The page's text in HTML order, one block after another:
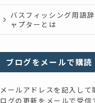
バスフィッシング用語
ャプターとは
ブログをメールで購読
メールアドレスを記入して
ログの更新をメールで受信